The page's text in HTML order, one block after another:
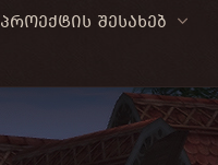
პროექტის შესახებ